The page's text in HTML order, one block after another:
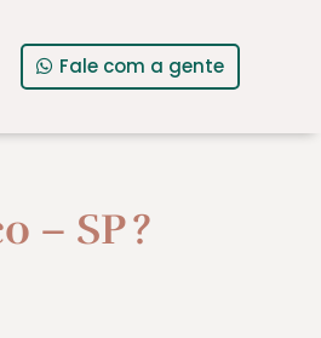
Fale com a gente
– SP?